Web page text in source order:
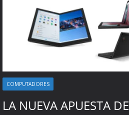
COMPUTADORES
LA NUEVA APUESTA DE